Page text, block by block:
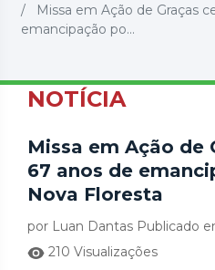
Missa em Ação de Graças
emancipação po...
NOTÍCIA
Missa em Ação de
67 anos de
Nova Floresta
por Luan Dantas Publicado
210 Visualizações